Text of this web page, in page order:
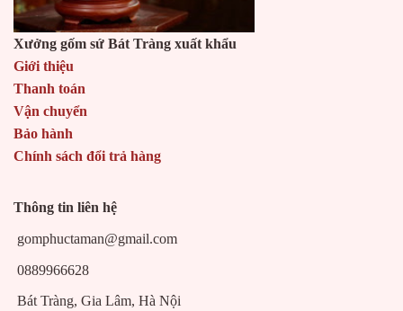
Xưởng gốm sứ Bát Tràng xuất khẩu
Giới thiệu
Thanh toán
Vận chuyển
Bảo hành
Chính sách đổi trả hàng
Thông tin liên hệ
gomphuctaman@gmail.com
0889966628
Bát Tràng, Gia Lâm, Hà Nội